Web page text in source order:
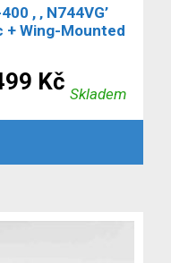
, ‚ N744VG’
+ Wing-Mounted
Kč
cena
Skladem